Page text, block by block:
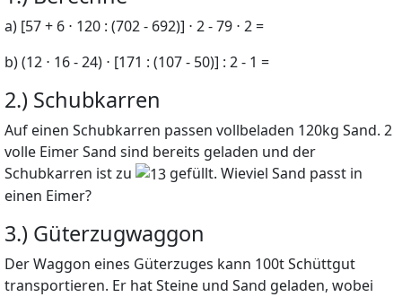
a) [57 + 6 ⋅ 120 : (702- 692)] ⋅ 2-79 ⋅ 2 =
b)(12 ⋅ 16-24) ⋅ [171 : (107- 50)] : 2- 1 =
2.) Schubkarren
Auf einen Schubkarren passen vollbeladen 120kg Sand. 2
volle Eimer Sand sind bereits geladen und der
Schubkarren ist zu
gefüllt. Wieviel Sand passt in
einen Eimer?
3.) Güterzugwaggon
Der Waggon eines Güterzuges kann 100tSchüttgut
transportieren. Er hat Steine und Sand geladen, wobei